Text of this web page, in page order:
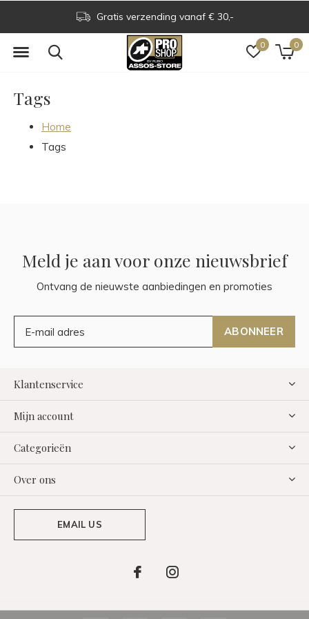
0 0
Gratis verzending vanaf € 30,-
Tags
Home
Tags
Meld je aan voor onze nieuwsbrief
Ontvang de nieuwste aanbiedingen en promoties
ABONNEER
Klantenservice
Mijn account
Categorieën
Over ons
EMAIL US